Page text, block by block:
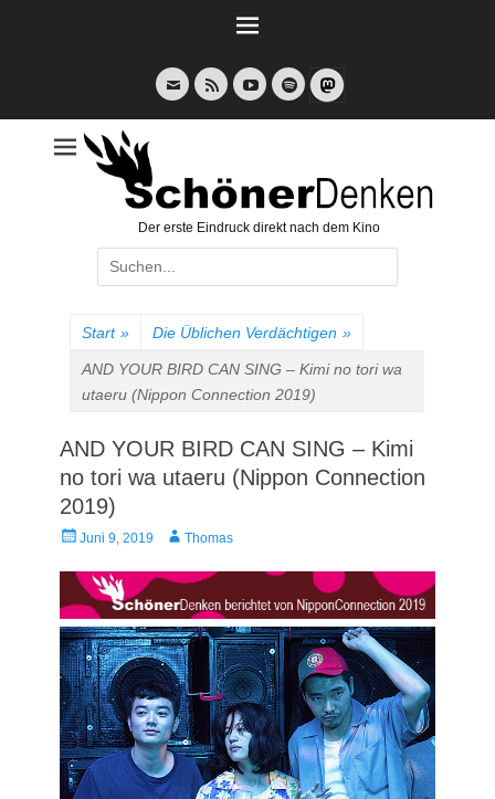
E-
Mail
Feed YouTubeSpotify
Der erste Eindruck direkt nach dem Kino
Suche
nach:
Start » Die Üblichen Verdächtigen »
AND YOUR BIRD CAN SING – Kimi no tori wa
utaeru (Nippon Connection 2019)
AND YOUR BIRD CAN SING – Kimi
no tori wa utaeru (Nippon Connection
2019)
Veröffentlicht
Juni 9, 2019 AutorThomas